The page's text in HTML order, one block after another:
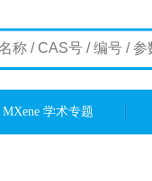
MXene 学术专题